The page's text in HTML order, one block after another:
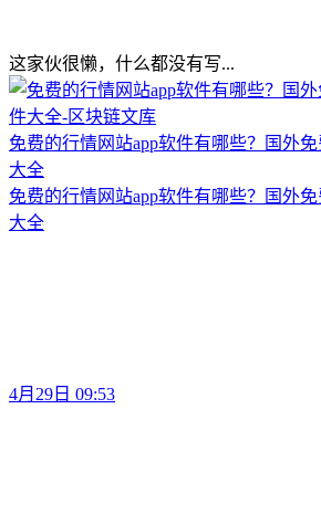
这家伙很懒，什么都没有写...
免费的行情网站app软件有哪些？国外
大全
免费的行情网站app软件有哪些？国外
大全
4月29日 09:53